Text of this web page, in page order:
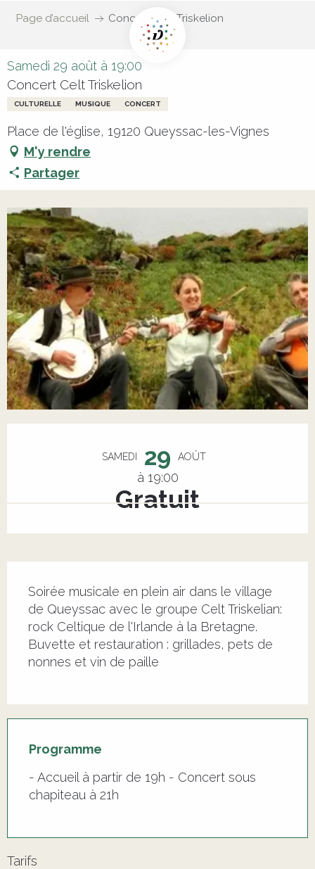
Page d’accueil Concert Celt Triskelion
Samedi 29 août à 19:00
Concert Celt Triskelion
CULTURELLE MUSIQUE CONCERT
Place de l'église, 19120 Queyssac-les-Vignes
M'y rendre
Partager
SAMEDI 29 AOÛT
à 19:00
Gratuit
Soirée musicale en plein air dans le village
de Queyssac avec le groupe Celt Triskelian:
rock Celtique de l'Irlande à la Bretagne.
Buvette et restauration : grillades, pets de
nonnes et vin de paille
Programme
- Accueil à partir de 19h - Concert sous
chapiteau à 21h
Tarifs